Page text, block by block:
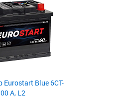
Eurostart Blue 6CT-
А, L2